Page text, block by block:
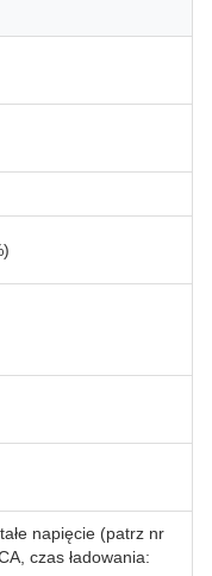
napięcie (patrz nr
czas ładowania: